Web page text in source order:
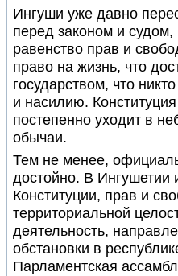
Ингуши уже давно
перед законом и судом,
равенство прав и
право на жизнь, что
государством, что
и насилию.
постепенно уходит в
обычаи.
Тем не менее,
достойно. В Ингушетии
Конституции, прав и
территориальной
деятельность,
обстановки в
Парламентская